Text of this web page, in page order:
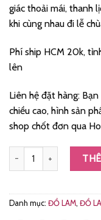
giác thoải mái, thanh
khi cùng nhau đi lễ
Phí ship HCM 20k,
lên
Liên hệ đặt hàng:
chiều cao, hình sản
shop chốt đơn qua
Đồ lam vạt hò nâu cho
Danh mục: ĐỒ LAM, ĐỒ